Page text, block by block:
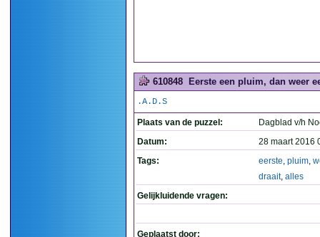
610848 Eerste een pluim, dan weer
.A.D.S
Plaats van de puzzel:
Dagblad v/h
Datum:
28 maart 2016
Tags:
eerste, pluim,
draait, alles
Gelijkluidende vragen:
Geplaatst door: